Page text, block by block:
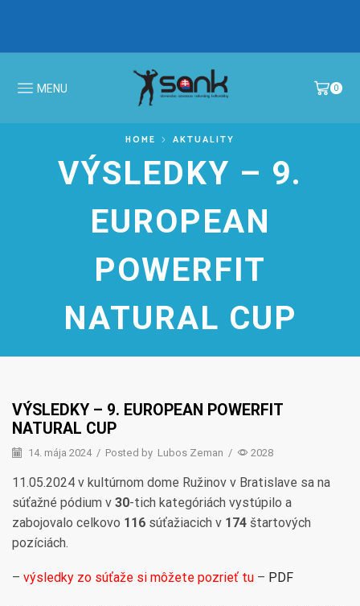
MENU 0
HOME AKTUALITY
VÝSLEDKY – 9.
EUROPEAN
POWERFIT
NATURAL CUP
VÝSLEDKY – 9. EUROPEAN POWERFIT
NATURAL CUP
14. mája 2024 / Posted by Lubos Zeman / 2028
11.05.2024 v kultúrnom dome Ružinov v Bratislave sa na
súťažné pódium v 30-tich kategóriách vystúpilo a
zabojovalo celkovo 116 súťažiacich v 174 štartových
pozíciách.
– výsledky zo súťaže si môžete pozrieť tu – PDF